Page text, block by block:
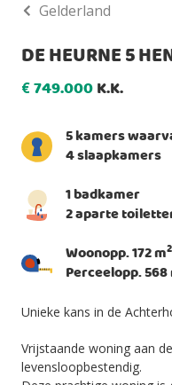
Gelderland
DE HEURNE 5
€749.000K.K.
5 kamers
4 slaapkamers
1 badkamer
2 aparte
Woonopp. 172 m2
Perceelopp. 568
Unieke kans in de
Vrijstaande woning aan
levensloopbestendig.